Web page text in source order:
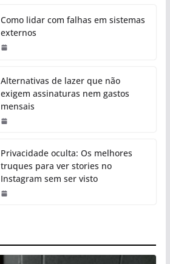
Como lidar com falhas em sistemas
externos
Alternativas de lazer que não
exigem assinaturas nem gastos
mensais
Privacidade oculta: Os melhores
truques para ver stories no
Instagram sem ser visto